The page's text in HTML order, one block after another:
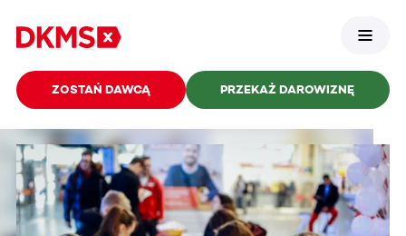
ZOSTAŃ DAWCĄ PRZEKAŻ DAROWIZNĘ